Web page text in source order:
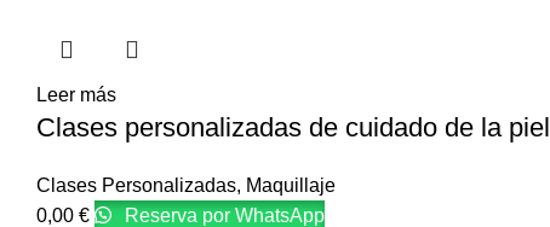
Leer más
Clases personalizadas de cuidado de la piel
Clases Personalizadas, Maquillaje
0,00 € Reserva por WhatsApp